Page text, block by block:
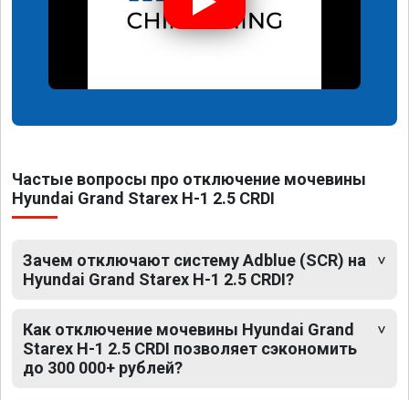
Частые вопросы про отключение мочевины
Hyundai Grand Starex H-1 2.5 CRDI
Зачем отключают систему Adblue (SCR) на
Hyundai Grand Starex H-1 2.5 CRDI?
Как отключение мочевины Hyundai Grand
Starex H-1 2.5 CRDI позволяет сэкономить
до 300 000+ рублей?